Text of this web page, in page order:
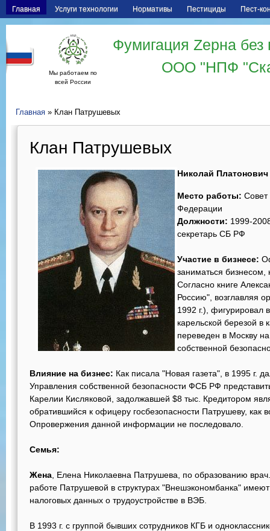
Главная Услуги технологии Нормативы Пестициды Пест-
Мы работаем по
всей России
Фумигация Zерна
ООО "НПФ
Главная » Клан Патрушевых
Клан Патрушевых
Николай
Место работы: Совет
Федерации
Должности: 1999-
секретарь СБ РФ
Участие в бизнесе:
заниматься бизнесом,
Согласно книге
Россию", возглавляя
1992 г.), фигурировал
карельской березой в
переведен в Москву
собственной
Влияние на бизнес: Как писала "Новая газета", в 1995 г.
Управления собственной безопасности ФСБ РФ
Карелии Кисляковой, задолжавшей $8 тыс. Кредитором
обратившийся к офицеру госбезопасности Патрушеву, как
Опровержения данной информации не последовало.
Семья:
Жена , Елена Николаевна Патрушева, по образованию
работе Патрушевой в структурах "Внешэкономбанка"
налоговых данных о трудоустройстве в ВЭБ.
В 1993 г. с группой бывших сотрудников КГБ и